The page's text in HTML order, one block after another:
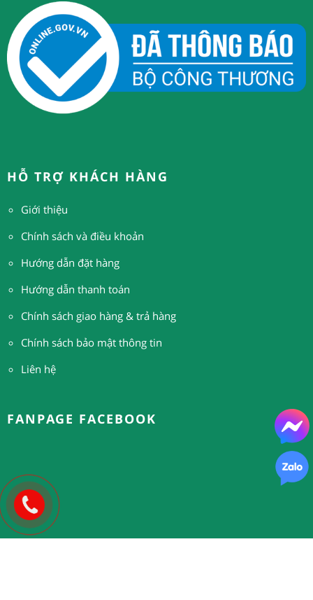
HỖ TRỢ KHÁCH HÀNG
Giới thiệu
Chính sách và điều khoản
Hướng dẫn đặt hàng
Hướng dẫn thanh toán
Chính sách giao hàng & trả hàng
Chính sách bảo mật thông tin
Liên hệ
FANPAGE FACEBOOK